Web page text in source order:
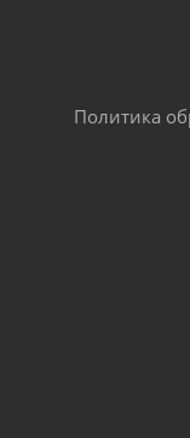
Политика